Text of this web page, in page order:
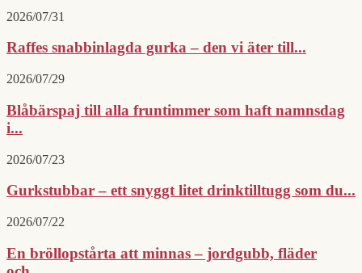
2026/07/31
Raffes snabbinlagda gurka – den vi äter till...
2026/07/29
Blåbärspaj till alla fruntimmer som haft namnsdag
i...
2026/07/23
Gurkstubbar – ett snyggt litet drinktilltugg som du...
2026/07/22
En bröllopstårta att minnas – jordgubb, fläder